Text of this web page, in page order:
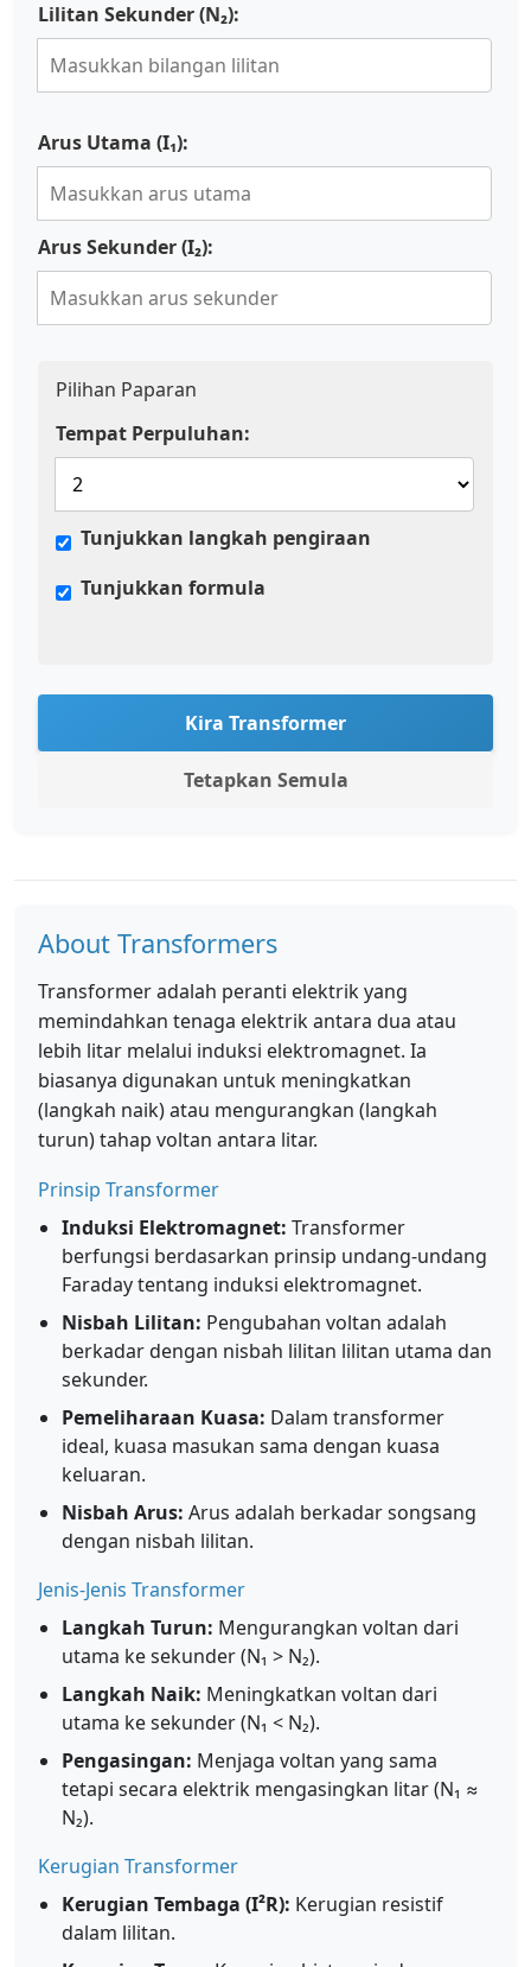
Lilitan Sekunder (N₂):
Arus Utama (I₁):
Arus Sekunder (I₂):
Pilihan Paparan
Tempat Perpuluhan:
Tunjukkan langkah pengiraan
Tunjukkan formula
Kira Transformer
Tetapkan Semula
About Transformers
Transformer adalah peranti elektrik yang
memindahkan tenaga elektrik antara dua atau
lebih litar melalui induksi elektromagnet. Ia
biasanya digunakan untuk meningkatkan
(langkah naik) atau mengurangkan (langkah
turun) tahap voltan antara litar.
Prinsip Transformer
Induksi Elektromagnet: Transformer
berfungsi berdasarkan prinsip undang-undang
Faraday tentang induksi elektromagnet.
Nisbah Lilitan: Pengubahan voltan adalah
berkadar dengan nisbah lilitan lilitan utama dan
sekunder.
Pemeliharaan Kuasa: Dalam transformer
ideal, kuasa masukan sama dengan kuasa
keluaran.
Nisbah Arus: Arus adalah berkadar songsang
dengan nisbah lilitan.
Jenis-Jenis Transformer
Langkah Turun: Mengurangkan voltan dari
utama ke sekunder (N₁ > N₂).
Langkah Naik: Meningkatkan voltan dari
utama ke sekunder (N₁ < N₂).
Pengasingan: Menjaga voltan yang sama
tetapi secara elektrik mengasingkan litar (N₁ ≈
N₂).
Kerugian Transformer
Kerugian Tembaga (I²R): Kerugian resistif
dalam lilitan.